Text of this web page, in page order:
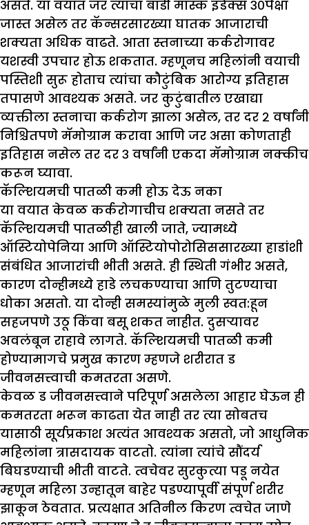
असते. या वयात जर त्यांचा बॉडी मास्क इंडेक्स ३०पेक्षा
जास्त असेल तर कॅन्सरसारख्या घातक आजाराची
शक्यता अधिक वाढते. आता स्तनाच्या कर्करोगावर
यशस्वी उपचार होऊ शकतात. म्हणूनच महिलांनी वयाची
पस्तिशी सुरू होताच त्यांचा कौटुंबिक आरोग्य इतिहास
तपासणे आवश्यक असते. जर कुटुंबातील एखाद्या
व्यक्तीला स्तनाचा कर्करोग झाला असेल, तर दर २ वर्षांनी
निश्चितपणे मॅमोग्राम करावा आणि जर असा कोणताही
इतिहास नसेल तर दर ३ वर्षांनी एकदा मॅमोग्राम नक्कीच
करून घ्यावा.
कॅल्शियमची पातळी कमी होऊ देऊ नका
या वयात केवळ कर्करोगाचीच शक्यता नसते तर
कॅल्शियमची पातळीही खाली जाते, ज्यामध्ये
ऑस्टियोपेनिया आणि ऑस्टियोपोरोसिससारख्या हाडांशी
संबंधित आजारांची भीती असते. ही स्थिती गंभीर असते,
कारण दोन्हीमध्ये हाडे लचकण्याचा आणि तुटण्याचा
धोका असतो. या दोन्ही समस्यांमुळे मुली स्वत:हून
सहजपणे उठू किंवा बसू शकत नाहीत. दुसऱ्यावर
अवलंबून राहावे लागते. कॅल्शियमची पातळी कमी
होण्यामागचे प्रमुख कारण म्हणजे शरीरात ड
जीवनसत्त्वाची कमतरता असणे.
केवळ ड जीवनसत्त्वाने परिपूर्ण असलेला आहार घेऊन ही
कमतरता भरून काढता येत नाही तर त्या सोबतच
यासाठी सूर्यप्रकाश अत्यंत आवश्यक असतो, जो आधुनिक
महिलांना त्रासदायक वाटतो. त्यांना त्यांचे सौंदर्य
बिघडण्याची भीती वाटते. त्वचेवर सुरकुत्या पडू नयेत
म्हणून महिला उन्हातून बाहेर पडण्यापूर्वी संपूर्ण शरीर
झाकून ठेवतात. प्रत्यक्षात अतिनील किरण त्वचेत जाणे